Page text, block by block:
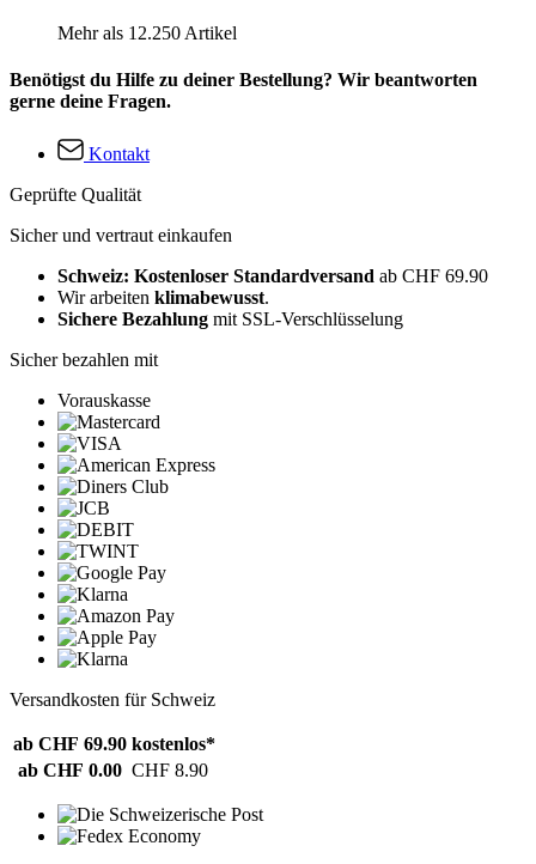
Mehr als 12.250 Artikel
Benötigst du Hilfe zu deiner Bestellung? Wir beantworten
gerne deine Fragen.
Kontakt
Geprüfte Qualität
Sicher und vertraut einkaufen
Schweiz: Kostenloser Standardversand ab CHF 69.90
Wir arbeiten klimabewusst.
Sichere Bezahlung mit SSL-Verschlüsselung
Sicher bezahlen mit
Vorauskasse
Versandkosten für Schweiz
ab CHF 69.90 kostenlos*
ab CHF 0.00 CHF 8.90